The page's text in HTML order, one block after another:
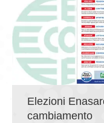
Elezioni
cambiamento